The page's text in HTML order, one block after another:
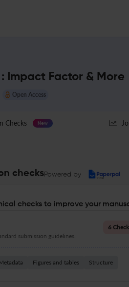
Impact Factor & More
Open Access
Checks New
checksPowered by
checks to improve your
submission guidelines.
6
Figures and tables Structure